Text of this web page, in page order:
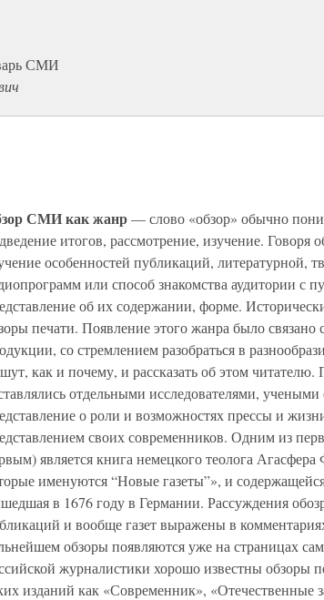
СМИ
СМИ как жанр— слово «обзор» обычно
итогов, рассмотрение, изучение.
особенностей публикаций, литературной,
или способ знакомства аудитории с
об их содержании, форме.
печати. Появление этого жанра было связано
со стремлением разобраться в
как и почему, и рассказать об этом читателю.
отдельными исследователями,
о роли и возможностях прессы и
своих современников. Одним из
является книга немецкого теолога
именуются “Новые газеты”», и
в 1676 году в Германии. Рассуждения
и вообще газет выражены в
обзоры появляются уже на страницах
журналистики хорошо известны обзоры
изданий как «Современник», «Отечественные